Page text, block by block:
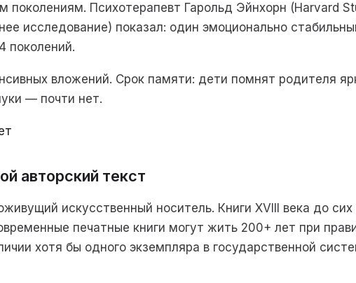
Психотерапевт Гарольд Эйнхорн (Harvard
исследование) показал: один эмоционально
поколений.
вложений. Срок памяти: дети помнят родителя
— почти нет.
авторский текст
искусственный носитель. Книги XVIII века до сих
печатные книги могут жить 200+ лет при
хотя бы одного экземпляра в государственной